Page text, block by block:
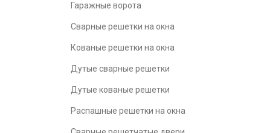
Гаражные ворота
Сварные решетки на окна
Кованые решетки на окна
Дутые сварные решетки
Дутые кованые решетки
Распашные решетки на окна